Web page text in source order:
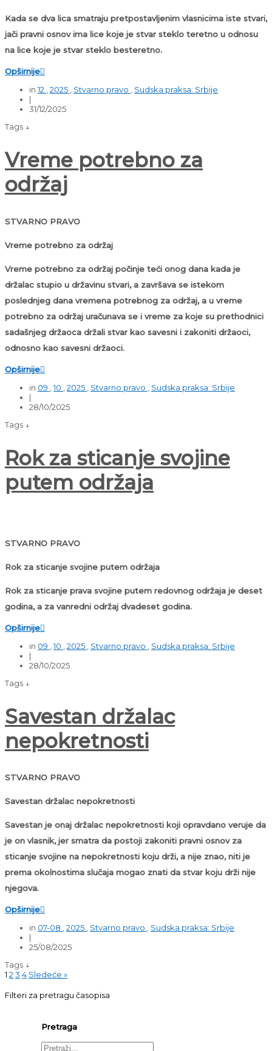
Kada se dva lica smatraju pretpostavljenim vlasnicima iste stvari,
jači pravni osnov ima lice koje je stvar steklo teretno u odnosu
na lice koje je stvar steklo besteretno.
Opširnije
in12 2025 Stvarno pravo
Sudska praksa: Srbije
|
31/12/2025
Tags ↓
Vreme potrebno za
održaj
STVARNO PRAVO
Vreme potrebno za održaj
Vreme potrebno za održaj počinje teći onog dana kada je
držalac stupio u državinu stvari, a završava se istekom
poslednjeg dana vremena potrebnog za održaj, a u vreme
potrebno za održaj uračunava se i vreme za koje su prethodnici
sadašnjeg držaoca držali stvar kao savesni i zakoniti držaoci,
odnosno kao savesni držaoci.
Opširnije
in 09 10 2025 Stvarno pravo
Sudska praksa: Srbije
|
28/10/2025
Tags ↓
Rok za sticanje svojine
putem održaja
STVARNO PRAVO
Rok za sticanje svojine putem održaja
Rok za sticanje prava svojine putem redovnog održaja je deset
godina, a za vanredni održaj dvadeset godina.
Opširnije
in 09 10 2025 Stvarno pravo
Sudska praksa: Srbije
|
28/10/2025
Tags ↓
Savestan držalac
nepokretnosti
STVARNO PRAVO
Savestan držalac nepokretnosti
Savestan je onaj držalac nepokretnosti koji opravdano veruje da
je on vlasnik, jer smatra da postoji zakoniti pravni osnov za
sticanje svojine na nepokretnosti koju drži, a nije znao, niti je
prema okolnostima slučaja mogao znati da stvar koju drži nije
njegova.
Opširnije
in 07-08 ,2025 , Stvarno pravo , Sudska praksa: Srbije
|
25/08/2025
Tags ↓
1 23 4 Sledeće »
Filteri za pretragu časopisa
Pretraga